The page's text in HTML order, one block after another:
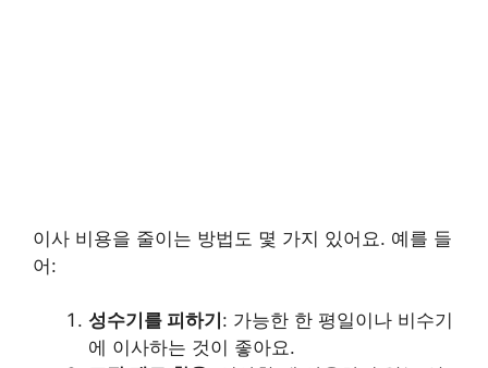
이사 비용을 줄이는 방법도 몇 가지 있어요. 예를 들
어:
성수기를 피하기 : 가능한 한 평일이나 비수기
에 이사하는 것이 좋아요.